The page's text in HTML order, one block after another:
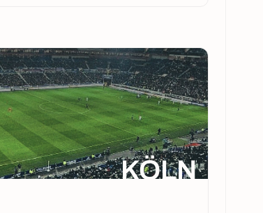
KÖLN